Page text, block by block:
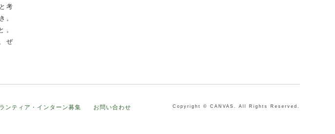
考
。
。
ぜ
ンティア・インターン募集 お問い合わせ Copyright © CANVAS. All Rights Reserved.